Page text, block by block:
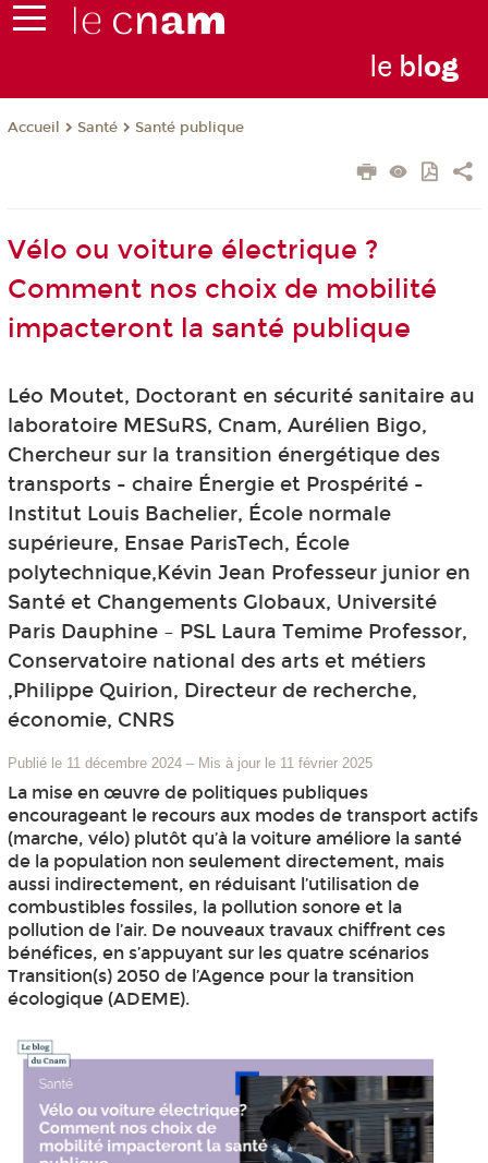
le blog
Accueil Santé Santé publique
Vélo ou voiture électrique ?
Comment nos choix de mobilité
impacteront la santé publique
Léo Moutet, Doctorant en sécurité sanitaire au
laboratoire MESuRS, Cnam, Aurélien Bigo,
Chercheur sur la transition énergétique des
transports - chaire Énergie et Prospérité -
Institut Louis Bachelier, École normale
supérieure, Ensae ParisTech, École
polytechnique,Kévin Jean Professeur junior en
Santé et Changements Globaux, Université
Paris Dauphine – PSL Laura Temime Professor,
Conservatoire national des arts et métiers
,Philippe Quirion, Directeur de recherche,
économie, CNRS
Publié le 11 décembre 2024 – Mis à jour le 11 février 2025
La mise en œuvre de politiques publiques
encourageant le recours aux modes de transport actifs
(marche, vélo) plutôt qu’à la voiture améliore la santé
de la population non seulement directement, mais
aussi indirectement, en réduisant l’utilisation de
combustibles fossiles, la pollution sonore et la
pollution de l’air. De nouveaux travaux chiffrent ces
bénéfices, en s’appuyant sur les quatre scénarios
Transition(s) 2050 de l’Agence pour la transition
écologique (ADEME).